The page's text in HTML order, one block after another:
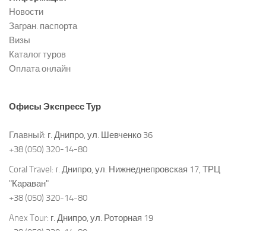
Новости
Загран. паспорта
Визы
Каталог туров
Оплата онлайн
Офисы Экспресс Тур
Главный: г. Днипро, ул. Шевченко 36
+38 (050) 320-14-80
Coral Travel: г. Днипро, ул. Нижнеднепровская 17, ТРЦ
"Караван"
+38 (050) 320-14-80
Anex Tour: г. Днипро, ул. Роторная 19